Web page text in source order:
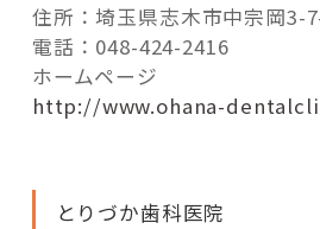
住所：埼玉県志木市中宗岡3-
電話：048-424-2416
ホームページ
http://www.ohana-
とりづか歯科医院